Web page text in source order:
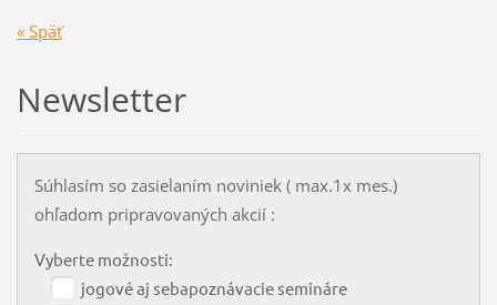
« Späť
Newsletter
Súhlasím so zasielaním noviniek ( max.1x mes.)
ohľadom pripravovaných akcií :
Vyberte možnosti:
jogové aj sebapoznávacie semináre